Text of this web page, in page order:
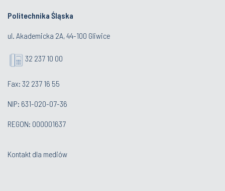
Politechnika Śląska
ul. Akademicka 2A, 44-100 Gliwice
32 237 10 00
Fax: 32 237 16 55
NIP: 631-020-07-36
REGON: 000001637
Kontakt dla mediów